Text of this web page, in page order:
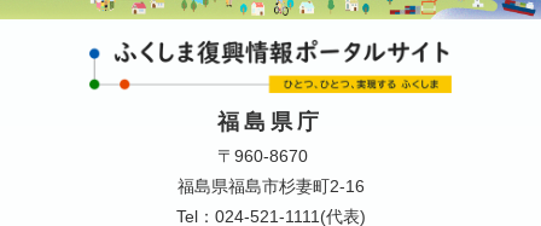
福島県庁
〒960-8670
福島県福島市杉妻町2-16
Tel：024-521-1111(代表)